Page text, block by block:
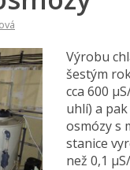
Výrobu
šestým
cca 600
uhlí) a
osmózy s
stanice
než 0,1